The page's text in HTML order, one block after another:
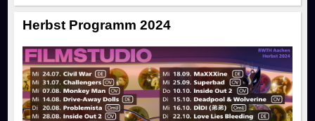
Herbst Programm 2024